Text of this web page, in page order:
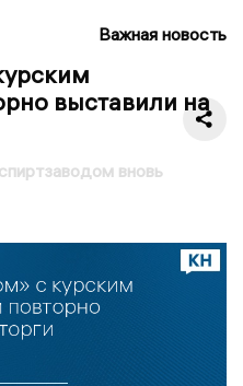
Важная новость
выставили на
вновь